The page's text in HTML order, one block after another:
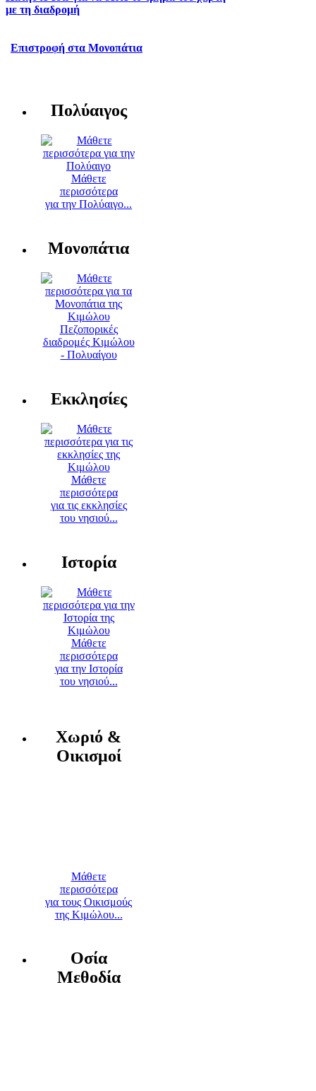
με τη διαδρομή
Επιστροφή στα Μονοπάτια
Πολύαιγος
Μάθετε
περισσότερα
για την Πολύαιγο...
Μονοπάτια
Πεζοπορικές
διαδρομές Κιμώλου
- Πολυαίγου
Εκκλησίες
Μάθετε
περισσότερα
για τις εκκλησίες
του νησιού...
Ιστορία
Μάθετε
περισσότερα
για την Ιστορία
του νησιού...
Χωριό &
Οικισμοί
Μάθετε
περισσότερα
για τους Οικισμούς
της Κιμώλου...
Οσία
Μεθοδία